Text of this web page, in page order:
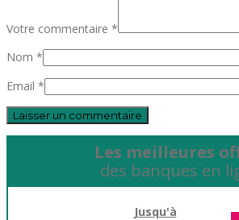
Votre commentaire *
Nom *
Email *
Les meilleures
des banques en
Jusqu'à